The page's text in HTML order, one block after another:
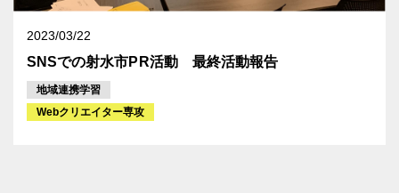
2023/03/22
SNSでの射水市PR活動 最終活動報告
地域連携学習
Webクリエイター専攻